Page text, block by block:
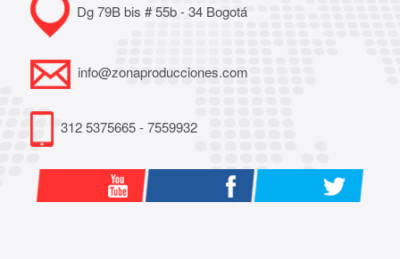
Dg 79B bis # 55b - 34 Bogotá
info@zonaproducciones.com
312 5375665 - 7559932